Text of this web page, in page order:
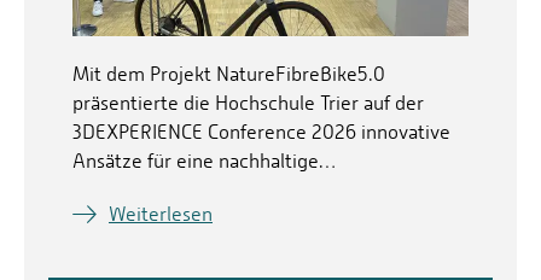
Mit dem Projekt NatureFibreBike5.0
präsentierte die Hochschule Trier auf der
3DEXPERIENCE Conference 2026 innovative
Ansätze für eine nachhaltige…
Weiterlesen